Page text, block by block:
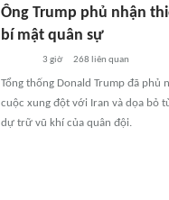
Ông Trump phủ nhận
bí mật quân sự
3 giờ 268 liên quan
Tổng thống Donald Trump đã phủ
cuộc xung đột với Iran và dọa bỏ
dự trữ vũ khí của quân đội.